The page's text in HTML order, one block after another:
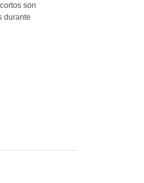
son
durante